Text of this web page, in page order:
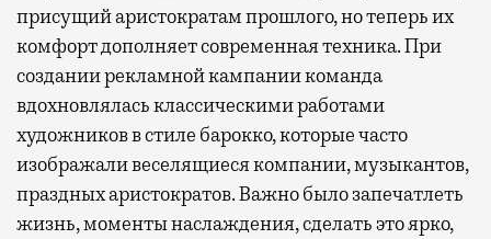
присущий аристократам прошлого, но теперь их
комфорт дополняет современная техника. При
создании рекламной кампании команда
вдохновлялась классическими работами
художников в стиле барокко, которые часто
изображали веселящиеся компании, музыкантов,
праздных аристократов. Важно было запечатлеть
жизнь, моменты наслаждения, сделать это ярко,